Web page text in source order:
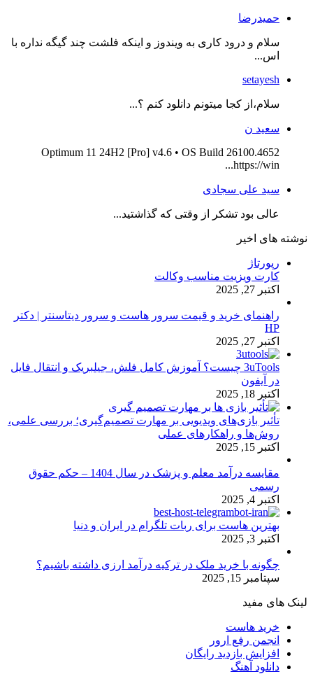
حمیدرضا
سلام و درود کاری به ویندوز و اینکه فلشت چند گیگه نداره با
اس...
setayesh
سلام،از کجا میتونم دانلود کنم ؟...
سعید ن
Optimum 11 24H2 [Pro] v4.6 • OS Build 26100.4652
https://win...
سید علی سجادی
عالی بود تشکر از وقتی که گذاشتید...
نوشته های اخیر
رپورتاژ
کارت ویزیت مناسب وکالت
اکتبر 27, 2025
راهنمای خرید و قیمت سرور هاست و سرور دیتاسنتر | دکتر
HP
اکتبر 27, 2025
3uTools چیست؟ آموزش کامل فلش، جیلبریک و انتقال فایل
در آیفون
اکتبر 18, 2025
تأثیر بازی‌های ویدیویی بر مهارت تصمیم‌گیری؛ بررسی علمی،
روش‌ها و راهکارهای عملی
اکتبر 15, 2025
مقایسه درآمد معلم و پزشک در سال 1404 – حکم حقوق
رسمی
اکتبر 4, 2025
بهترین هاست برای ربات تلگرام در ایران و دنیا
اکتبر 3, 2025
چگونه با خرید ملک در ترکیه درآمد ارزی داشته باشیم؟
سپتامبر 15, 2025
لینک های مفید
خرید هاست
انجمن رفع ارور
افزایش بازدید رایگان
دانلود آهنگ